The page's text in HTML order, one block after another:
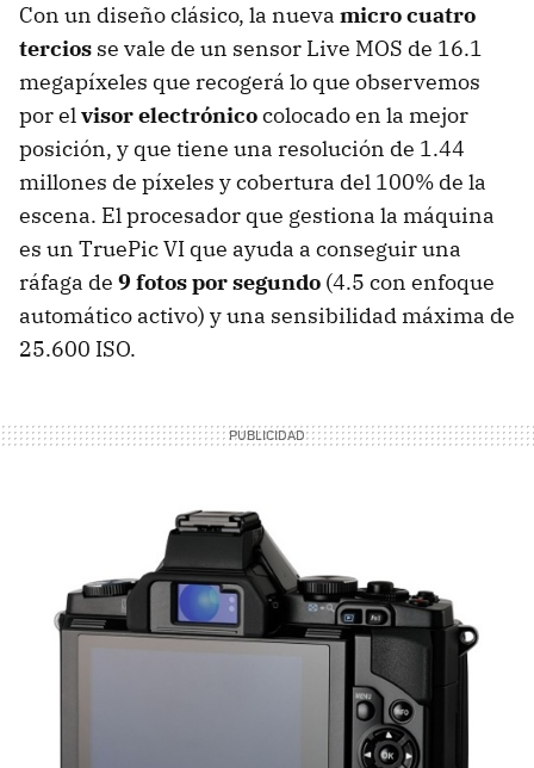
Con un diseño clásico, la nueva micro cuatro
tercios se vale de un sensor Live MOS de 16.1
megapíxeles que recogerá lo que observemos
por elvisor electrónicocolocado en la mejor
posición, y que tiene una resolución de 1.44
millones de píxeles y cobertura del 100% de la
escena. El procesador que gestiona la máquina
es un TruePic VI que ayuda a conseguir una
ráfaga de 9 fotos por segundo (4.5 con enfoque
automático activo) y una sensibilidad máxima de
25.600 ISO.